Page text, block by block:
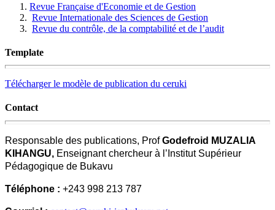
Revue Française d'Economie et de Gestion
Revue Internationale des Sciences de Gestion
Revue du contrôle, de la comptabilité et de l’audit
Template
Télécharger le modèle de publication du ceruki
Contact
Responsable des publications, ProfGodefroid MUZALIA
KIHANGU, Enseignant chercheur à l’Institut Supérieur
Pédagogique de Bukavu
Téléphone : +243 998 213 787